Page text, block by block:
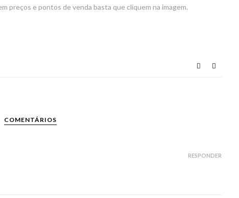
preços e pontos de venda basta que cliquem na imagem.
COMENTÁRIOS
RESPONDER